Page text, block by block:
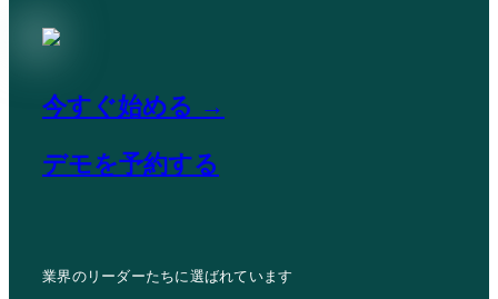
デモを予約する
今すぐ始める →
業界のリーダーたちに選ばれています